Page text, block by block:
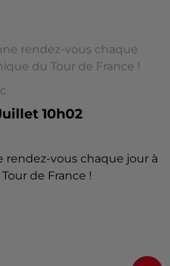
rendez-vous chaque
du Tour de France !
10h02
rendez-vous chaque jour à
de France !